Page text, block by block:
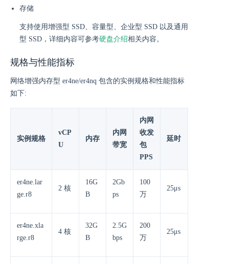
存储
支持使用增强型 SSD、容量型、企业型 SSD 以及通用
型 SSD，详细内容可参考硬盘介绍相关内容。
规格与性能指标
网络增强内存型 er4ne/er4nq 包含的实例规格和性能指标
如下:
实例规格
vCP
U
内存
内网
带宽
内网
收发
包
PPS
延时
er4ne.lar
ge.r8
2 核
16G
B
2Gb
ps
100
万
25μs
er4ne.xla
rge.r8
4 核
32G
B
2.5G
bps
200
万
25μs